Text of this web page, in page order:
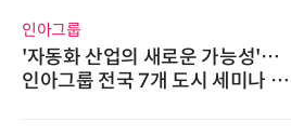
인아그룹
'자동화 산업의 새로운 가능성'…
인아그룹 전국 7개 도시 세미나 페